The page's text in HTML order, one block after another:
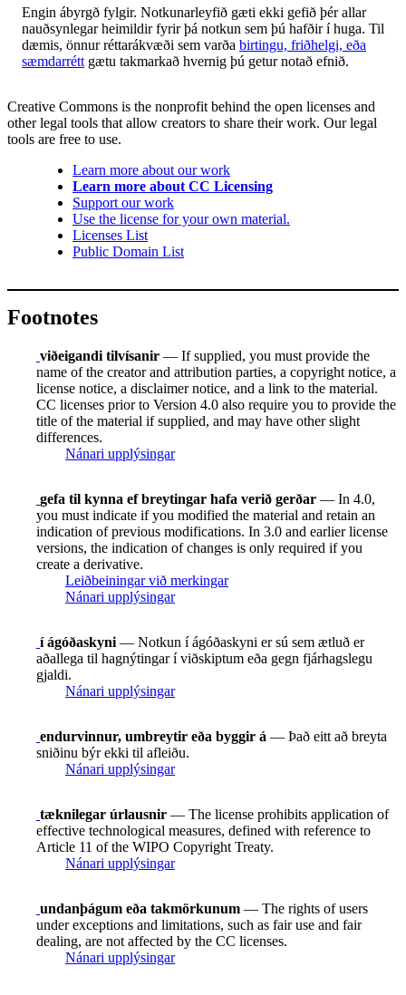
Engin ábyrgð fylgir. Notkunarleyfið gæti ekki gefið þér allar
nauðsynlegar heimildir fyrir þá notkun sem þú hafðir í huga. Til
dæmis, önnur réttarákvæði sem varða birtingu, friðhelgi, eða
sæmdarrétt gætu takmarkað hvernig þú getur notað efnið.
Creative Commons is the nonprofit behind the open licenses and
other legal tools that allow creators to share their work. Our legal
tools are free to use.
Learn more about our work
Learn more about CC Licensing
Support our work
Use the license for your own material.
Licenses List
Public Domain List
Footnotes
viðeigandi tilvísanir — If supplied, you must provide the
name of the creator and attribution parties, a copyright notice, a
license notice, a disclaimer notice, and a link to the material.
CC licenses prior to Version 4.0 also require you to provide the
title of the material if supplied, and may have other slight
differences.
Nánari upplýsingar
gefa til kynna ef breytingar hafa verið gerðar — In 4.0,
you must indicate if you modified the material and retain an
indication of previous modifications. In 3.0 and earlier license
versions, the indication of changes is only required if you
create a derivative.
Leiðbeiningar við merkingar
Nánari upplýsingar
í ágóðaskyni — Notkun í ágóðaskyni er sú sem ætluð er
aðallega til hagnýtingar í viðskiptum eða gegn fjárhagslegu
gjaldi.
Nánari upplýsingar
endurvinnur, umbreytir eða byggir á — Það eitt að breyta
sniðinu býr ekki til afleiðu.
Nánari upplýsingar
tæknilegar úrlausnir — The license prohibits application of
effective technological measures, defined with reference to
Article 11 of the WIPO Copyright Treaty.
Nánari upplýsingar
undanþágum eða takmörkunum — The rights of users
under exceptions and limitations, such as fair use and fair
dealing, are not affected by the CC licenses.
Nánari upplýsingar